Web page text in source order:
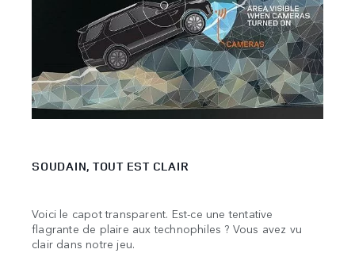
SOUDAIN, TOUT EST CLAIR
Voici le capot transparent. Est-ce une tentative
flagrante de plaire aux technophiles ? Vous avez vu
clair dans notre jeu.